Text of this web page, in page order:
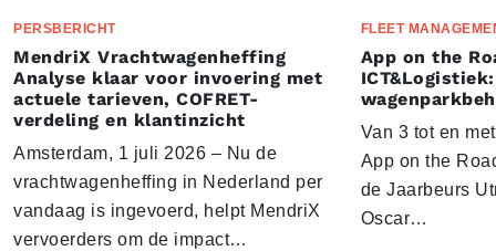
PERSBERICHT
MendriX Vrachtwagenheffing
Analyse klaar voor invoering met
actuele tarieven, COFRET-
verdeling en klantinzicht
Amsterdam, 1 juli 2026 – Nu de
vrachtwagenheffing in Nederland per
vandaag is ingevoerd, helpt MendriX
vervoerders om de impact…
FLEET
App on the
Van 3 tot en
App on the
de Jaarbeurs
Oscar…